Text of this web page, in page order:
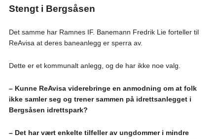
Stengt i Bergsåsen
Det samme har Ramnes IF. Banemann Fredrik Lie forteller til
ReAvisa at deres baneanlegg er sperra av.
Dette er et kommunalt anlegg, og de har ikke noe valg.
– Kunne ReAvisa viderebringe en anmodning om at folk
ikke samler seg og trener sammen på idrettsanlegget i
Bergsåsen idrettspark?
– Det har vært enkelte tilfeller av ungdommer i mindre